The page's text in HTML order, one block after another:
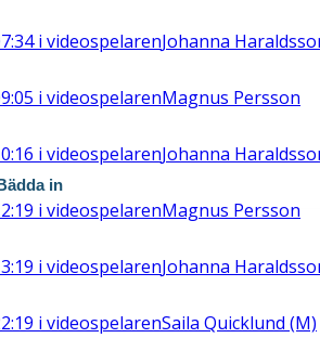
i videospelarenJohanna
i videospelarenMagnus Persson
i videospelarenJohanna
i videospelarenMagnus Persson
i videospelarenJohanna
i videospelarenSaila Quicklund (M)
in